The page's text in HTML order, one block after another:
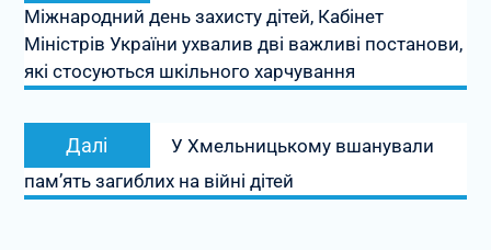
Міжнародний день захисту дітей, Кабінет
Міністрів України ухвалив дві важливі постанови,
які стосуються шкільного харчування
Далі
запис:
У Хмельницькому вшанували
пам’ять загиблих на війні дітей